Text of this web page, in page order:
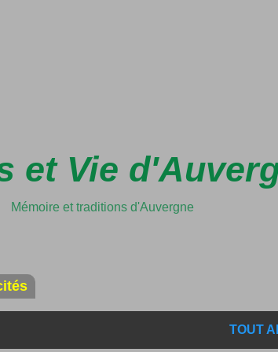
et Vie
Mémoire et traditions d'Auvergne
TOUT